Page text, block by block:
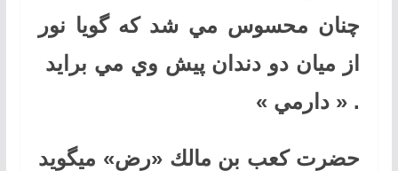
چنان محسوس مي شد كه گويا نور
از ميان دو دندان پيش وي مي برايد
. « دارمي »
حضرت كعب بن مالك «رض» ميگويد